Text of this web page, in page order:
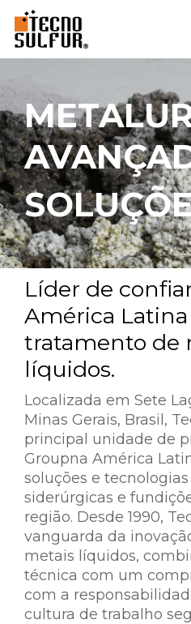
direto
para
conteúdo
principal
Líder de
América
tratamento de
líquidos.
Localizada em Sete
Minas Gerais, Brasil,
principal unidade de
Groupna América
soluções e
siderúrgicas e
região. Desde 1990,
vanguarda da
metais líquidos,
técnica com um
com a
cultura de trabalho